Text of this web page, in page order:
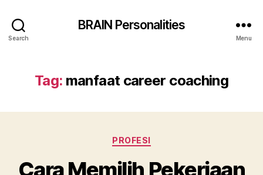
Search
BRAIN Personalities
Menu
Tag: manfaat career coaching
Categories
PROFESI
Cara Memilih Pekerjaan